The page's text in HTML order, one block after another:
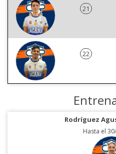
21
22
Rodríguez
Hasta el